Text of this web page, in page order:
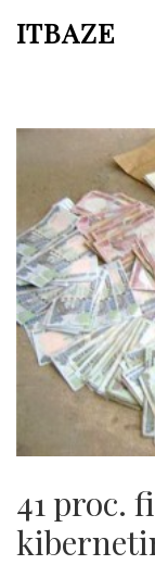
ITBAZE
41 proc.